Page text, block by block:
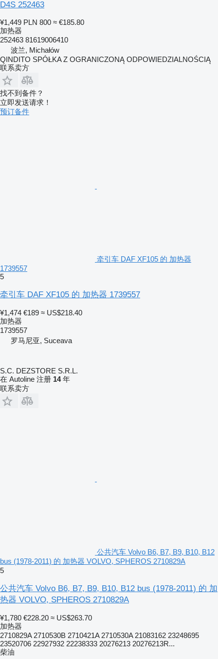
D4S 252463
¥1,449 PLN 800 ≈ €185.80
加热器
252463 81619006410
波兰, Michałów
QINDITO SPÓŁKA Z OGRANICZONĄ ODPOWIEDZIALNOŚCIĄ
联系卖方
找不到备件？
立即发送请求！
预订备件
牵引车 DAF XF105 的 加热器
1739557
5
牵引车 DAF XF105 的 加热器 1739557
¥1,474 €189 ≈ US$218.40
加热器
1739557
罗马尼亚, Suceava
S.C. DEZSTORE S.R.L.
在 Autoline 注册 14年
联系卖方
公共汽车 Volvo B6, B7, B9, B10, B12
bus (1978-2011) 的 加热器 VOLVO, SPHEROS 2710829A
5
公共汽车 Volvo B6, B7, B9, B10, B12 bus (1978-2011) 的 加
热器 VOLVO, SPHEROS 2710829A
¥1,780 €228.20 ≈ US$263.70
加热器
2710829A 2710530B 2710421A 2710530A 21083162 23248695
23520706 22927932 22238333 20276213 20276213R...
柴油